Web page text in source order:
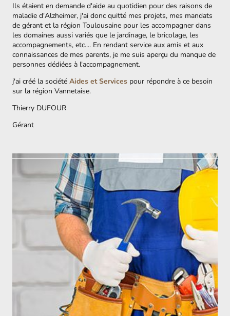
Ils étaient en demande d'aide au quotidien pour des raisons de
maladie d'Alzheimer, j'ai donc quitté mes projets, mes mandats
de gérant et la région Toulousaine pour les accompagner dans
les domaines aussi variés que le jardinage, le bricolage, les
accompagnements, etc.... En rendant service aux amis et aux
connaissances de mes parents, je me suis aperçu du manque de
personnes dédiées à l'accompagnement.
j'ai créé la société Aides et Services pour répondre à ce besoin
sur la région Vannetaise.
Thierry DUFOUR
Gérant